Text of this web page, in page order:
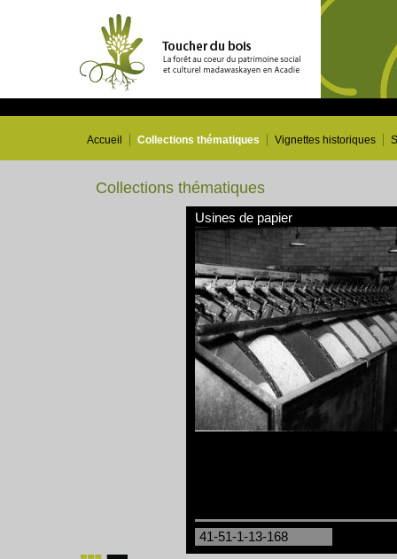
Accueil Collections thématiques Vignettes historiques
Collections thématiques
Usines de papier
41-51-1-13-168